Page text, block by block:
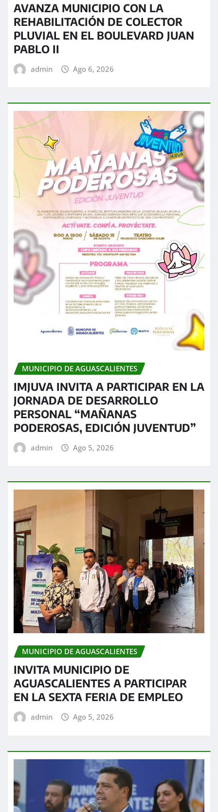
AVANZA MUNICIPIO CON LA
REHABILITACIÓN DE COLECTOR
PLUVIAL EN EL BOULEVARD JUAN
PABLO II
admin Ago 6, 2026
MUNICIPIO DE AGUASCALIENTES
IMJUVA INVITA A PARTICIPAR EN LA
JORNADA DE DESARROLLO
PERSONAL “MAÑANAS
PODEROSAS, EDICIÓN JUVENTUD”
admin Ago 5, 2026
MUNICIPIO DE AGUASCALIENTES
INVITA MUNICIPIO DE
AGUASCALIENTES A PARTICIPAR
EN LA SEXTA FERIA DE EMPLEO
admin Ago 5, 2026